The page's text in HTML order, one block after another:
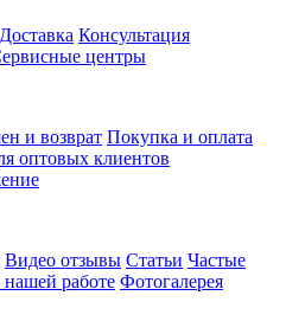
Доставка Консультация
центры
и возврат Покупка и оплата
оптовых клиентов
Видео отзывы Статьи Частые
работе Фотогалерея